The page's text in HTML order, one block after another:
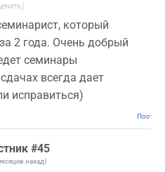
который
2 года. Очень добрый
семинары
всегда дает
исправиться)
#45
назад)